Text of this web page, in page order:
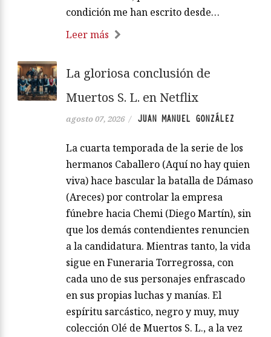
condición me han escrito desde…
Leer más
La gloriosa conclusión de
Muertos S. L. en Netflix
agosto 07, 2026 / JUAN MANUEL GONZÁLEZ
La cuarta temporada de la serie de los
hermanos Caballero (Aquí no hay quien
viva) hace bascular la batalla de Dámaso
(Areces) por controlar la empresa
fúnebre hacia Chemi (Diego Martín), sin
que los demás contendientes renuncien
a la candidatura. Mientras tanto, la vida
sigue en Funeraria Torregrossa, con
cada uno de sus personajes enfrascado
en sus propias luchas y manías. El
espíritu sarcástico, negro y muy, muy
colección Olé de Muertos S. L., a la vez